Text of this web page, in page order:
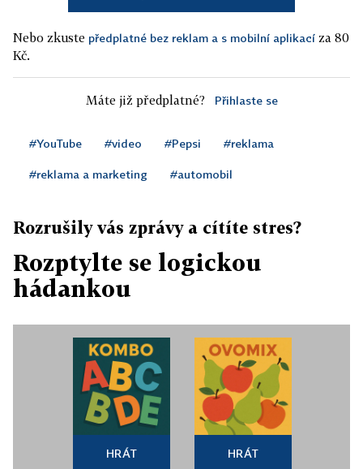
Nebo zkuste předplatné bez reklam a s mobilní aplikací za 80
Kč.
Máte již předplatné? Přihlaste se
#YouTube #video #Pepsi #reklama
#reklama a marketing #automobil
Rozrušily vás zprávy a cítíte stres?
Rozptylte se logickou
hádankou
HRÁT HRÁT